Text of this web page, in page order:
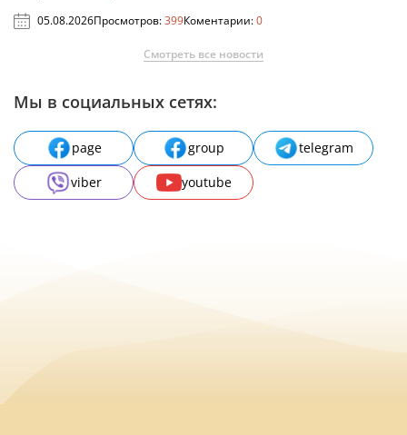
05.08.2026Просмотров:399Коментарии:0
Смотреть все новости
Мы в социальных сетях:
page group
telegram
viber
youtube